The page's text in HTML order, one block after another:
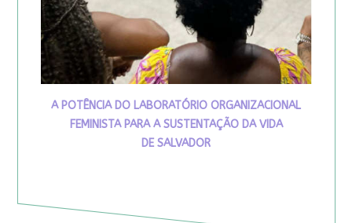
A POTÊNCIA DO LABORATÓRIO ORGANIZACIONAL
FEMINISTA PARA A SUSTENTAÇÃO DA VIDA
DE SALVADOR